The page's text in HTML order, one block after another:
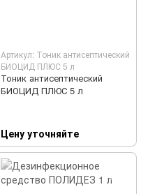
Артикул: Тоник антисептический
БИОЦИД ПЛЮС 5 л
Тоник антисептический
БИОЦИД ПЛЮС 5 л
Цену уточняйте